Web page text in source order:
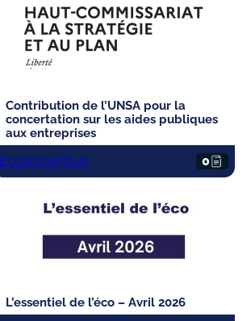
Contribution de l’UNSA pour la
concertation sur les aides publiques
aux entreprises
EconomieTous 0
L’essentiel de l’éco – Avril 2026